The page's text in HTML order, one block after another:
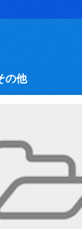
の他